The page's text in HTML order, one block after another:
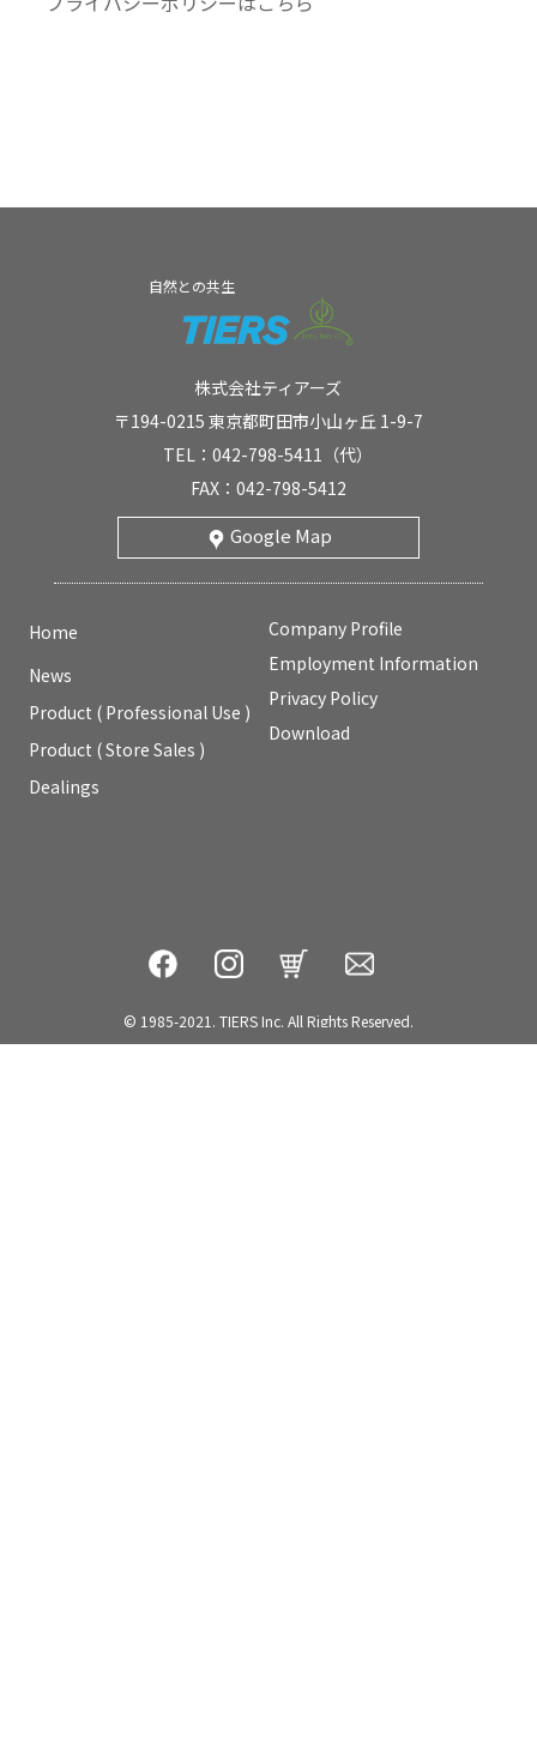
自然との共生
株式会社ティアーズ
〒194-0215 東京都町田市小山ヶ丘 1-9-7
TEL：042-798-5411（代）
FAX：042-798-5412
Google Map
Home
News
Product ( Professional Use )
Product ( Store Sales )
Dealings
Company Profile
Employment Information
Privacy Policy
Download
© 1985-2021. TIERS Inc. All Rights Reserved.